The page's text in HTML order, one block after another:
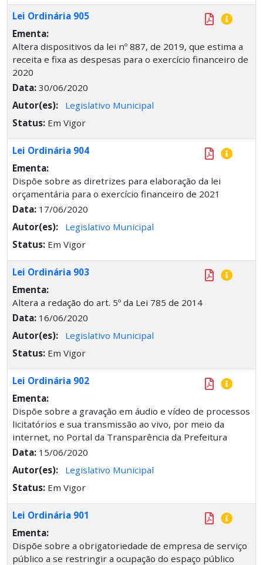
Lei Ordinária 905
Ementa:
Altera dispositivos da lei nº 887, de 2019, que estima a
receita e fixa as despesas para o exercício financeiro de
2020
Data: 30/06/2020
Autor(es):
Legislativo Municipal
Status: Em Vigor
Lei Ordinária 904
Ementa:
Dispõe sobre as diretrizes para elaboração da lei
orçamentária para o exercício financeiro de 2021
Data: 17/06/2020
Autor(es):
Legislativo Municipal
Status: Em Vigor
Lei Ordinária 903
Ementa:
Altera a redação do art. 5º da Lei 785 de 2014
Data: 16/06/2020
Autor(es):
Legislativo Municipal
Status: Em Vigor
Lei Ordinária 902
Ementa:
Dispõe sobre a gravação em áudio e vídeo de processos
licitatórios e sua transmissão ao vivo, por meio da
internet, no Portal da Transparência da Prefeitura
Data: 15/06/2020
Autor(es):
Legislativo Municipal
Status: Em Vigor
Lei Ordinária 901
Ementa:
Dispõe sobre a obrigatoriedade de empresa de serviço
público a se restringir a ocupação do espaço público